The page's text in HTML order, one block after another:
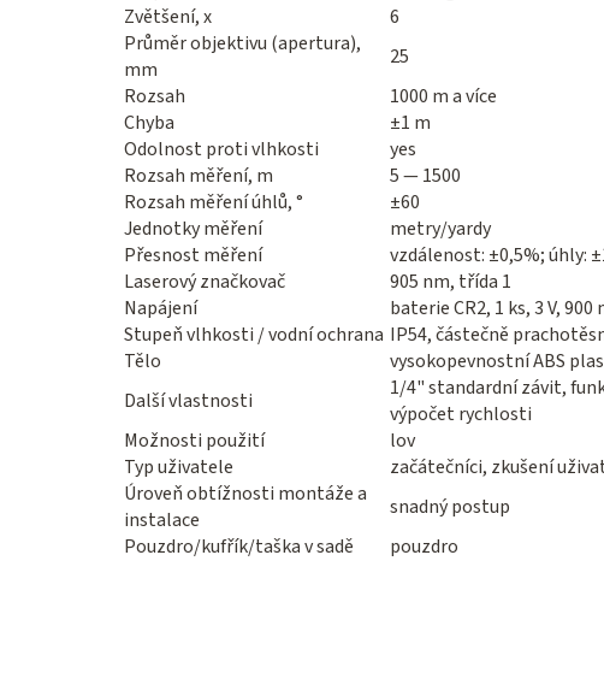
Zvětšení, x
6
Průměr objektivu (apertura),
mm
25
Rozsah
1000 m a více
Chyba
±1 m
Odolnost proti vlhkosti
yes
Rozsah měření, m
5 — 1500
Rozsah měření úhlů, °
±60
Jednotky měření
metry/yardy
Přesnost měření
vzdálenost: ±0,5%; úhly:
Laserový značkovač
905 nm, třída 1
Napájení
baterie CR2, 1 ks, 3 V,
Stupeň vlhkosti / vodní ochrana IP54, částečně
Tělo
vysokopevnostní ABS
Další vlastnosti
1/4" standardní závit,
výpočet rychlosti
Možnosti použití
lov
Typ uživatele
začátečníci, zkušení
Úroveň obtížnosti montáže a
instalace
snadný postup
Pouzdro/kufřík/taška v sadě
pouzdro